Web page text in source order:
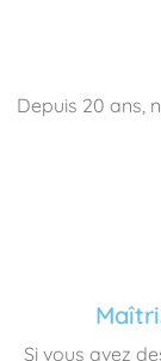
Depuis 20 ans,
Si vous avez